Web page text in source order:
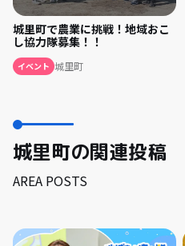
城里町で農業に挑戦！地域おこ
し協力隊募集！！
イベント 城里町
城里町の関連投稿
AREA POSTS